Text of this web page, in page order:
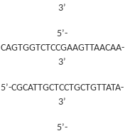
3’
5’-
CAGTGGTCTCCGAAGTTAACAA-
3’
5’-CGCATTGCTCCTGCTGTTATA-
3’
5’-